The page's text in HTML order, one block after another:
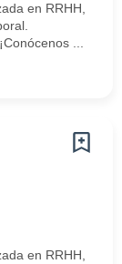
en RRHH,
...
en RRHH,